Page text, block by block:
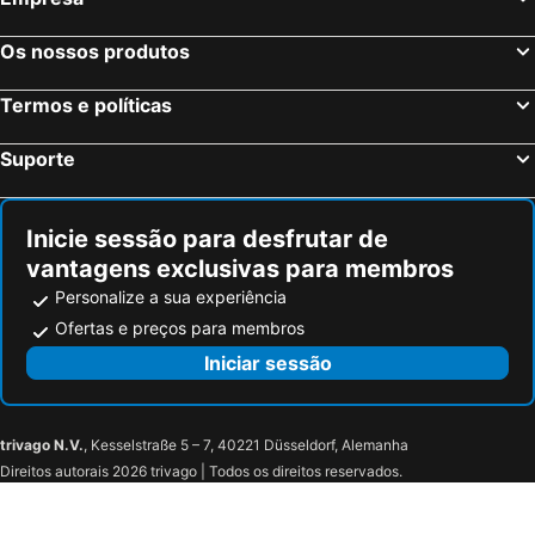
Vigo, Galiza Hotéis
Sangenjo, Galiza Hotéis
Os nossos produtos
Termos e políticas
Suporte
Inicie sessão para desfrutar de
vantagens exclusivas para membros
Personalize a sua experiência
Ofertas e preços para membros
Iniciar sessão
trivago N.V., Kesselstraße 5 – 7, 40221 Düsseldorf, Alemanha
Direitos autorais 2026 trivago | Todos os direitos reservados.